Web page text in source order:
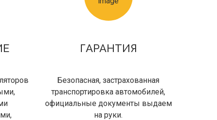
ГАРАНТИЯ
Безопасная, застрахованная
транспортировка автомобилей,
официальные документы выдаем
на руки.